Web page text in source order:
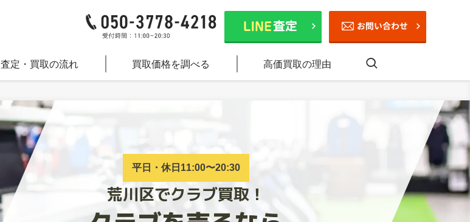
査定・買取の流れ 買取価格を調べる 高価買取の理由
平日・休日11:00〜20:30
荒川区でクラブ買取！